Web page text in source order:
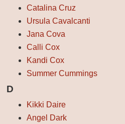
Catalina Cruz
Ursula Cavalcanti
Jana Cova
Calli Cox
Kandi Cox
Summer Cummings
D
Kikki Daire
Angel Dark